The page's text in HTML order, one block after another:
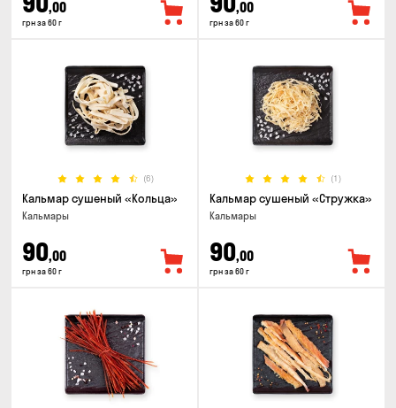
,00
грн за 60 г
,00
грн за 60 г
(6)
Кальмар сушеный «Кольца»
Кальмары
90,00
грн за 60 г
(1)
Кальмар сушеный «Стружка»
Кальмары
90,00
грн за 60 г